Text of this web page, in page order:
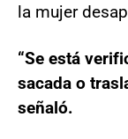
la mujer
“Se está
sacada o
señaló.